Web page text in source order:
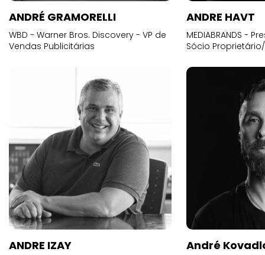
ANDRÉ GRAMORELLI
WBD - Warner Bros. Discovery - VP de
Vendas Publicitárias
ANDRE HAVT
MEDIABRANDS -
Sócio
ANDRE IZAY André